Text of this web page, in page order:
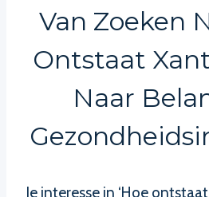
Van Zoeken
Ontstaat
Naar
Je interesse in ‘Hoe